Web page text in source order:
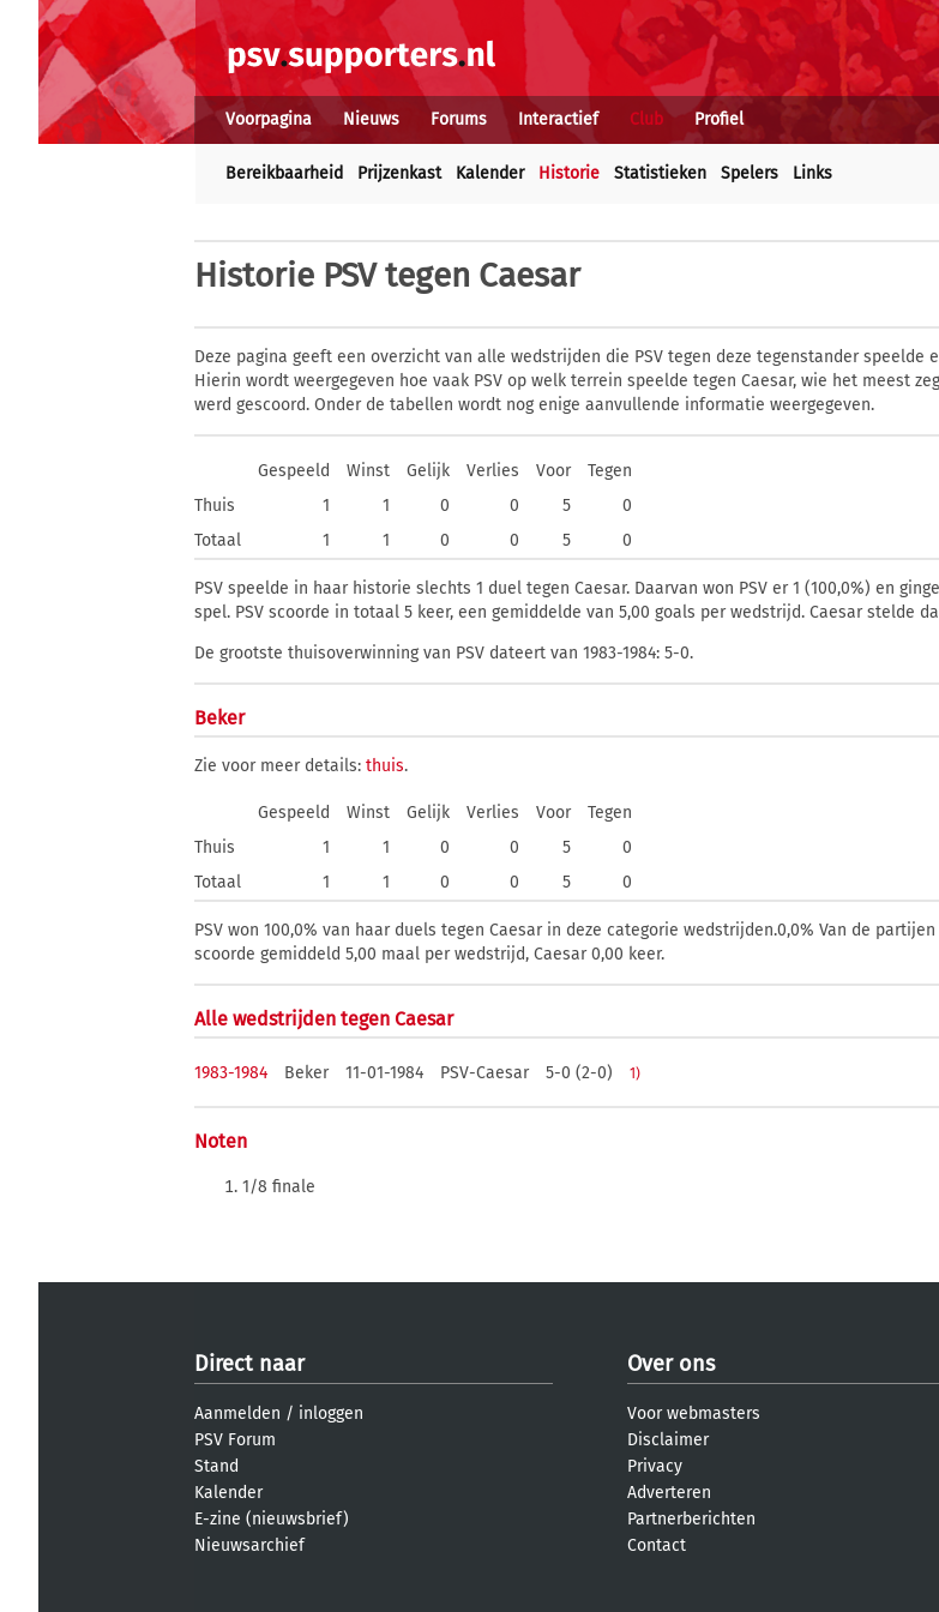
Voorpagina Nieuws Forums Interactief Club Profiel
Bereikbaarheid Prijzenkast Kalender Historie Statistieken Spelers Links
Historie PSV tegen Caesar
Deze pagina geeft een overzicht van alle wedstrijden die PSV tegen deze tegenstander
Hierin wordt weergegeven hoe vaak PSV op welk terrein speelde tegen Caesar, wie het meest
werd gescoord. Onder de tabellen wordt nog enige aanvullende informatie weergegeven.
Gespeeld Winst Gelijk Verlies Voor
Tegen
Thuis
1 1 0 0 5
0
Totaal
1 1 0 0 5 0
PSV speelde in haar historie slechts 1 duel tegen Caesar. Daarvan won PSV er 1 (100,0%) en
spel. PSV scoorde in totaal 5 keer, een gemiddelde van 5,00 goals per wedstrijd. Caesar stelde
De grootste thuisoverwinning van PSV dateert van 1983-1984: 5-0.
Beker
Zie voor meer details: thuis.
Gespeeld Winst Gelijk Verlies Voor
Tegen
Thuis
1 1 0 0 5
0
Totaal
1 1 0 0 5 0
PSV won 100,0% van haar duels tegen Caesar in deze categorie wedstrijden.0,0% Van de
scoorde gemiddeld 5,00 maal per wedstrijd, Caesar 0,00 keer.
Alle wedstrijden tegen Caesar
1983-1984 Beker 11-01-1984 PSV-Caesar 5-0 (2-0) 1)
Noten
1/8 finale
Direct naar
Aanmelden / inloggen
PSV Forum
Stand
Kalender
E-zine (nieuwsbrief)
Nieuwsarchief
Over ons
Voor webmasters
Disclaimer
Privacy
Adverteren
Partnerberichten
Contact